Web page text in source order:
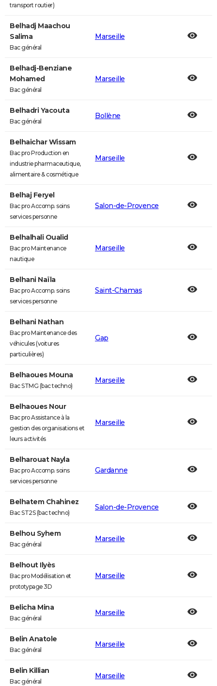
transport routier)
Belhadj Maachou
Salima
Bac général
Marseille
Belhadj-Benziane
Mohamed
Bac général
Marseille
Belhadri Yacouta
Bac général
Bollène
Belhaichar Wissam
Bac pro Production en
industrie pharmaceutique,
alimentaire & cosmétique
Marseille
Belhaj Feryel
Bac pro Accomp. soins
services personne
Salon-de-Provence
Belhalhali Oualid
Bac pro Maintenance
nautique
Marseille
Belhani Naïla
Bac pro Accomp. soins
services personne
Saint-Chamas
Belhani Nathan
Bac pro Maintenance des
véhicules (voitures
particulières)
Gap
Belhaoues Mouna
Bac STMG (bac techno)
Marseille
Belhaoues Nour
Bac pro Assistance à la
gestion des organisations et
leurs activités
Marseille
Belharouat Nayla
Bac pro Accomp. soins
services personne
Gardanne
Belhatem Chahinez
Bac ST2S (bac techno)
Salon-de-Provence
Belhou Syhem
Bac général
Marseille
Belhout Ilyès
Bac pro Modélisation et
prototypage 3D
Marseille
Belicha Mina
Bac général
Marseille
Belin Anatole
Bac général
Marseille
Belin Killian
Bac général
Marseille